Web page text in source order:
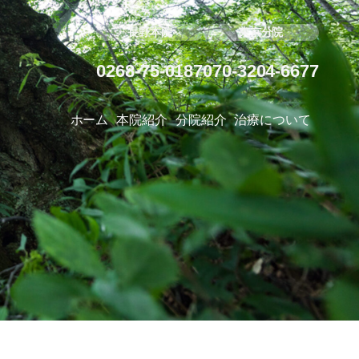
長野本院
0268-75-0187
東京分院
070-3204-6677
ホーム 本院紹介 分院紹介 治療について